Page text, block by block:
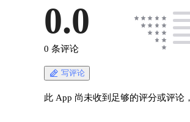
个人日记、情绪追踪和反思记录 # 🛠️ How ——
怎么用？ ## 首先打开应用，进入配置
头就把应用的主要功能介绍了一遍，
快速记录** ![CleanShot 2025-11-08 at
18.56.56.png](https://lzc-playground-
1301583638.cos.ap-
0.0
0 条评论
写评论
此 App 尚未收到足够的评分或评论